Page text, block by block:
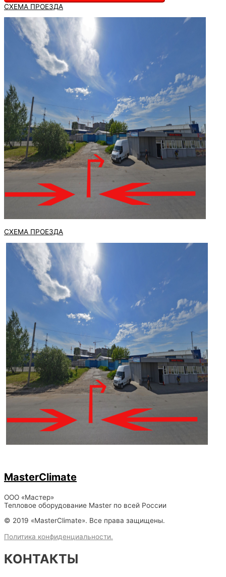
СХЕМА ПРОЕЗДА
СХЕМА ПРОЕЗДА
MasterClimate
ООО «Мастер»
Тепловое оборудование Master по всей России
© 2019 «MasterClimate». Все права защищены.
Политика конфиденциальности.
КОНТАКТЫ